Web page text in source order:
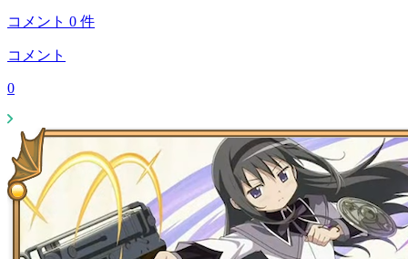
コメント 0 件
コメント
0